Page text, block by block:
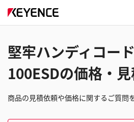
堅牢ハンディコー
100ESDの価格・
商品の見積依頼や価格に関するご質問